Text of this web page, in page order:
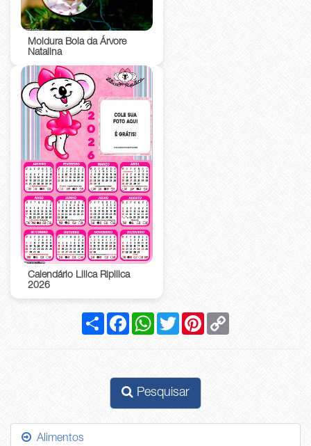
Moldura Bola da Árvore
Natalina
Calendário Lilica Ripilica
2026
CompartilharFacebookWhatsApp
Twitter Pinterest
Pesquisar
Alimentos